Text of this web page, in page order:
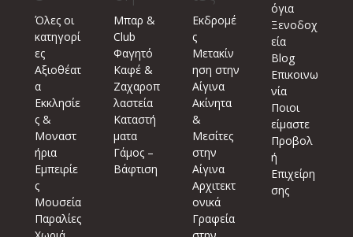
Όλες οι
κατηγορί
ες
Αξιοθέατ
α
Εκκλησίε
ς &
Μοναστ
ήρια
Εμπειρίε
ς
Μουσεία
Παραλίες
Μπαρ &
Club
Φαγητό
Καφέ &
Ζαχαροπ
λαστεία
Καταστή
ματα
Γάμος –
Βάφτιση
Εκδρομέ
ς
Μετακίν
ηση στην
Αίγινα
Ακίνητα
&
Μεσίτες
στην
Αίγινα
Αρχιτεκτ
ονικά
Γραφεία
όγια
Ξενοδοχ
εία
Blog
Επικοινω
νία
Ποιοι
είμαστε
Προβολ
ή
Επιχείρη
σης